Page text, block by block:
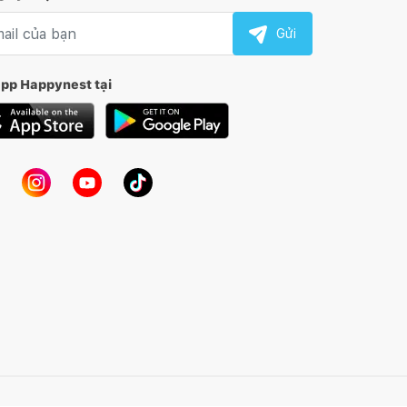
Gửi
Happynest tại